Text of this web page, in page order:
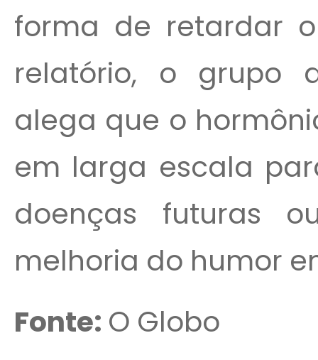
forma de retardar
relatório, o grupo
alega que o
em larga escala
doenças futuras
melhoria do humor
Fonte: O Globo